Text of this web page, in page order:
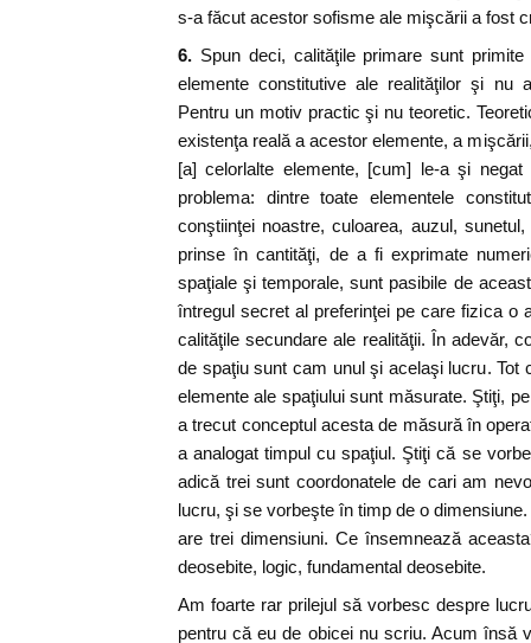
s-a făcut acestor sofisme ale mişcării a fost
6. Spun deci, calităţile primare sunt
elemente constitutive ale realităţilor şi nu
Pentru un motiv practic şi nu teoretic.
existenţa reală a acestor elemente, a
[a] celorlalte elemente, [cum] le-a şi
problema: dintre toate elementele
conştiinţei noastre, culoarea, auzul,
prinse în cantităţi, de a fi exprimate
spaţiale şi temporale, sunt pasibile de
întregul secret al preferinţei pe care fizica o
calităţile secundare ale realităţii. În adevăr,
de spaţiu sunt cam unul şi acelaşi lucru. Tot
elemente ale spaţiului sunt măsurate. Ştiţi,
a trecut conceptul acesta de măsură în
a analogat timpul cu spaţiul. Ştiţi că se
adică trei sunt coordonatele de cari am
lucru, şi se vorbeşte în timp de o
are trei dimensiuni. Ce însemnează
deosebite, logic, fundamental deosebite.
Am foarte rar prilejul să vorbesc despre
pentru că eu de obicei nu scriu. Acum însă